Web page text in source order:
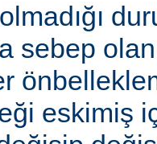
sebep
eskimiş